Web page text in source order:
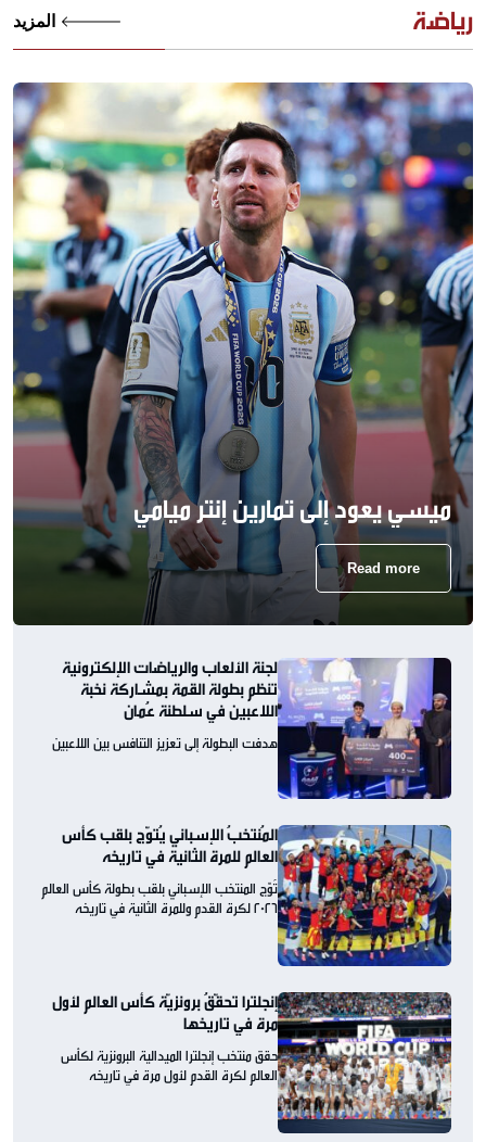
رياضة المزيد
ميسي يعود إلى تمارين إنتر ميامي
Read more
لجنة الألعاب والرياضات الإلكترونية
تنظم بطولة القمة بمشاركة نخبة
اللاعبين في سلطنة عُمان
هدفت البطولة إلى تعزيز التنافس بين اللاعبين
المُنتخبُ الإسباني يُتوّج بلقب كأس
العالم للمرة الثانية في تاريخه
تُوّج المنتخب الإسباني بلقب بطولة كأس العالم
2026 لكرة القدم وللمرة الثانية في تاريخه
إنجلترا تحقّقُ برونزيّة كأس العالم لأول
مرة في تاريخها
حقق منتخب إنجلترا الميدالية البرونزية لكأس
العالم لكرة القدم لأول مرة في تاريخه